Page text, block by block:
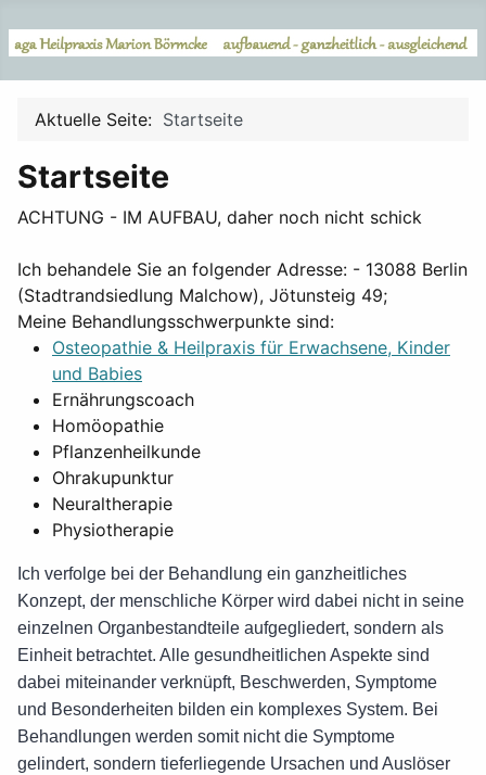
Aktuelle Seite: Startseite
Startseite
ACHTUNG - IM AUFBAU, daher noch nicht schick
Ich behandele Sie an folgender Adresse: - 13088 Berlin
(Stadtrandsiedlung Malchow), Jötunsteig 49;
Meine Behandlungsschwerpunkte sind:
Osteopathie & Heilpraxis für Erwachsene, Kinder
und Babies
Ernährungscoach
Homöopathie
Pflanzenheilkunde
Ohrakupunktur
Neuraltherapie
Physiotherapie
Ich verfolge bei der Behandlung ein ganzheitliches
Konzept, der menschliche Körper wird dabei nicht in seine
einzelnen Organbestandteile aufgegliedert, sondern als
Einheit betrachtet. Alle gesundheitlichen Aspekte sind
dabei miteinander verknüpft, Beschwerden, Symptome
und Besonderheiten bilden ein komplexes System. Bei
Behandlungen werden somit nicht die Symptome
gelindert, sondern tieferliegende Ursachen und Auslöser